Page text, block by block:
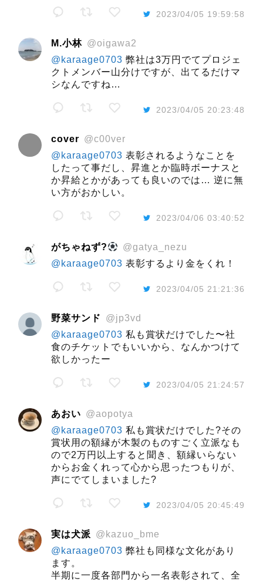
2023/04/05 19:59:58
M.小林 @oigawa2
@karaage0703 弊社は3万円でてプロジェ
クトメンバー山分けですが、出てるだけマ
シなんですね…
2023/04/05 20:23:48
cover @c00ver
@karaage0703 表彰されるようなことを
したって事だし、昇進とか臨時ボーナスと
か昇給とかがあっても良いのでは… 逆に無
い方がおかしい。
2023/04/06 03:40:52
がちゃねず?
@gatya_nezu
@karaage0703 表彰するより金をくれ！
2023/04/05 21:21:36
野菜サンド
@jp3vd
@karaage0703 私も賞状だけでした〜社
食のチケットでもいいから、なんかつけて
欲しかったー
2023/04/05 21:24:57
あおい @aopotya
@karaage0703 私も賞状だけでした?その
賞状用の額縁が木製のものすごく立派なも
ので2万円以上すると聞き、額縁いらない
からお金くれって心から思ったつもりが、
声にでてしまいました?
2023/04/05 20:45:49
実は犬派 @kazuo_bme
@karaage0703 弊社も同様な文化があり
ます。
半期に一度各部門から一名表彰されて、全